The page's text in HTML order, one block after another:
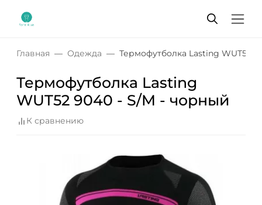
Главная Одежда Термофутболка Lasting WUT52
Термофутболка Lasting
WUT52 9040 - S/M - чорный
К сравнению